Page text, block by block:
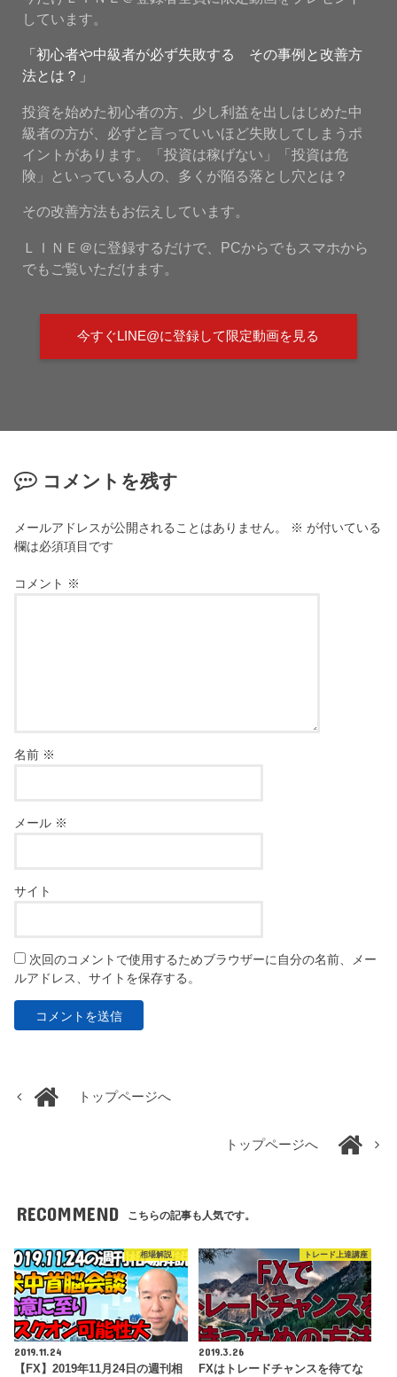
しています。
「初心者や中級者が必ず失敗する その事例と改善方
法とは？」
投資を始めた初心者の方、少し利益を出しはじめた中
級者の方が、必ずと言っていいほど失敗してしまうポ
イントがあります。「投資は稼げない」「投資は危
険」といっている人の、多くが陥る落とし穴とは？
その改善方法もお伝えしています。
ＬＩＮＥ＠に登録するだけで、PCからでもスマホから
でもご覧いただけます。
今すぐLINE@に登録して限定動画を見る
コメントを残す
メールアドレスが公開されることはありません。 ※ が付いている
欄は必須項目です
コメント ※
名前 ※
メール ※
サイト
次回のコメントで使用するためブラウザーに自分の名前、メー
ルアドレス、サイトを保存する。
トップページへ
トップページへ
RECOMMEND こちらの記事も人気です。
相場解説
2019.11.24
【FX】2019年11月24日の週刊相
トレード上達講座
2019.3.26
FXはトレードチャンスを待てな